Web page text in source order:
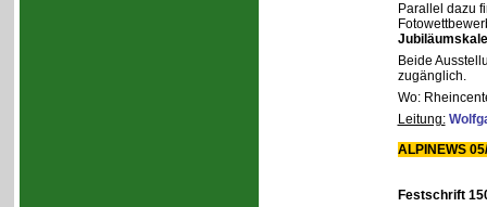
Parallel dazu
Beide
zugänglich.
Wo:
Leitung:
ALPINEWS
Festschrift